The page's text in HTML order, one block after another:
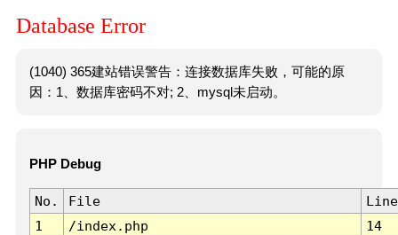
Database Error
(1040) 365建站错误警告：连接数据库失败，可能的原
因：1、数据库密码不对; 2、mysql未启动。
PHP Debug
No. File
Line
1
/index.php 14